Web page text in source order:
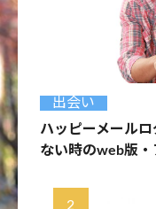
出会い
ハッピーメール
ない時のweb版